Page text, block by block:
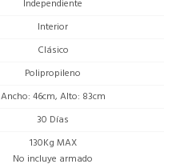
Independiente
Interior
Clásico
Polipropileno
Ancho: 46cm, Alto: 83cm
30 Días
130Kg MAX
No incluye armado